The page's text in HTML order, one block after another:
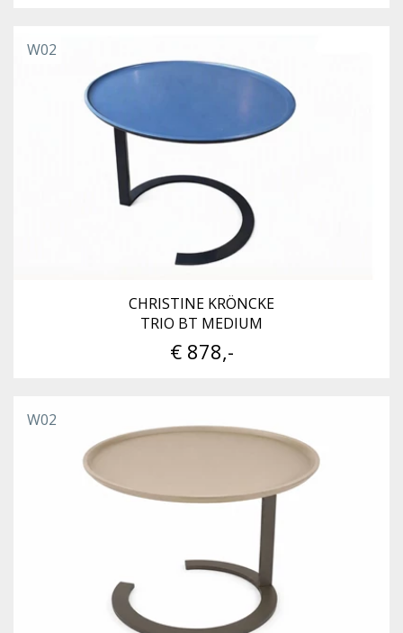
W02
CHRISTINE KRÖNCKE
TRIO BT MEDIUM
€ 878,-
W02